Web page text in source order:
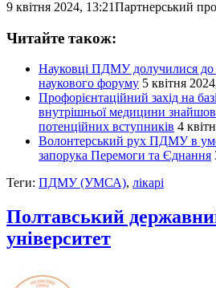
9 квітня 2024, 13:21Партнерський
Читайте також:
Науковці ПДМУ долучилися до
наукового форуму 5 квітня
Профорієнтаційний захід на
внутрішньої медицини
потенційних вступників 4
Волонтерський рух ПДМУ в
запорука Перемоги та Єднання
Теги: ПДМУ (УМСА), лікарі
Полтавський
університет